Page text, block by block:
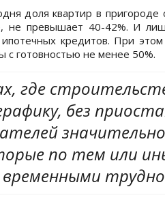
доля квартир в
не превышает 40-42%. И
кредитов. При этом
с готовностью не менее 50%.
где
без
по тем или
временными